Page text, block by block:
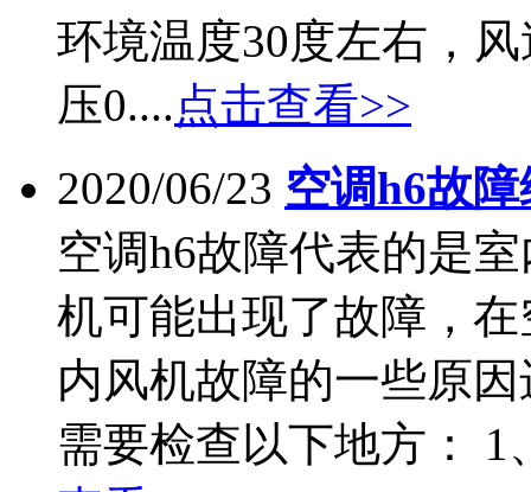
环境温度30度左右，
压0....点击查看>>
2020/06/23 空调h6故
空调h6故障代表的是
机可能出现了故障，
内风机故障的一些原
需要检查以下地方： 1